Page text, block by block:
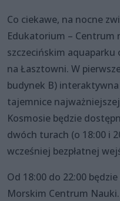
Co ciekawe, na nocne
Edukatorium – Centrum
szczecińskim
na Łasztowni. W
budynek B)
tajemnice
Kosmosie będzie
dwóch turach (o 18:00 i
wcześniej bezpłatnej
Od 18:00 do 22:00
Morskim Centrum